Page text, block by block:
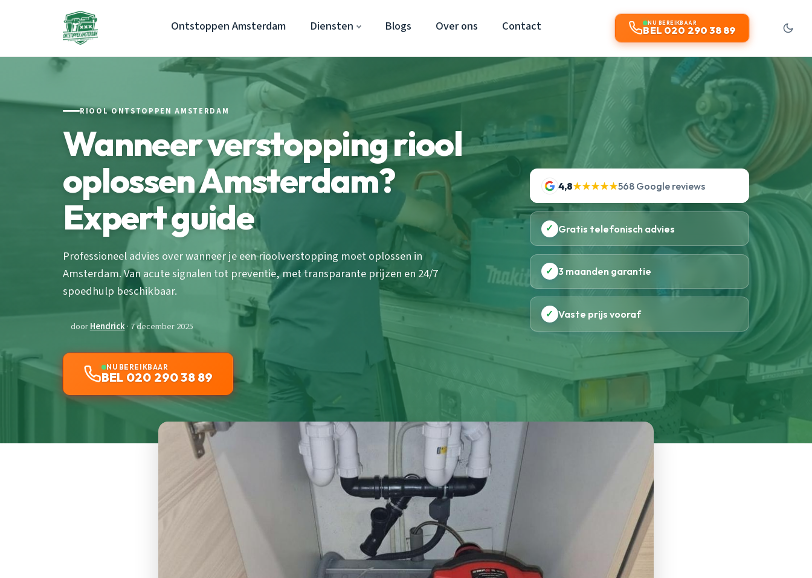
Ontstoppen Amsterdam Diensten Blogs Over ons Contact NU BEREIKBAAR
BEL 020 290 38 89
RIOOL ONTSTOPPEN AMSTERDAM
Wanneer verstopping riool
oplossen Amsterdam?
Expert guide
Professioneel advies over wanneer je een rioolverstopping moet oplossen in
Amsterdam. Van acute signalen tot preventie, met transparante prijzen en 24/7
spoedhulp beschikbaar.
doorHendrick· 7 december 2025
NU BEREIKBAAR
BEL 020 290 38 89
4,8★★★★★568 Google reviews
✓ Gratis telefonisch advies
✓ 3 maanden garantie
✓ Vaste prijs vooraf